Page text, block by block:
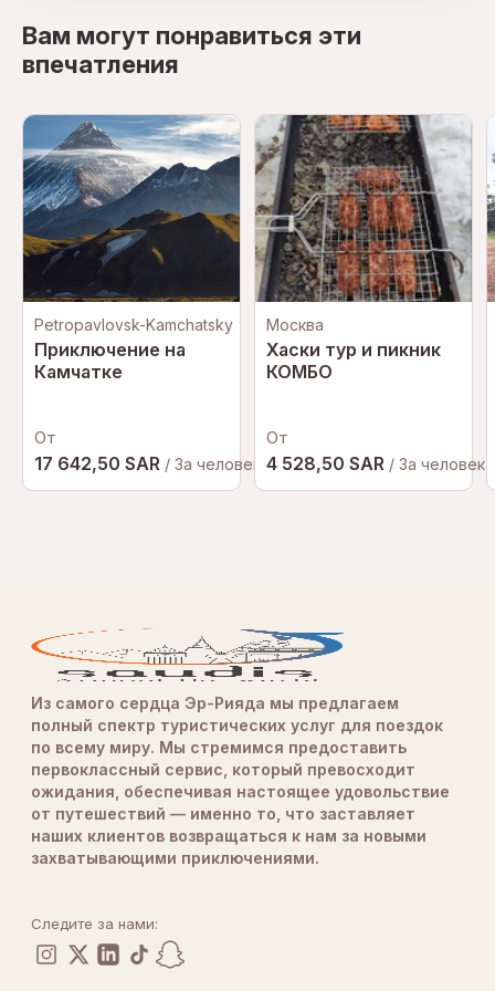
Вам могут понравиться эти
впечатления
Petropavlovsk-Kamchatsky
Приключение на
Камчатке
От
17 642,50 SAR / За человека
Москва
Хаски тур и пикник
КОМБО
От
4 528,50 SAR / За человека
Из самого сердца Эр-Рияда мы предлагаем
полный спектр туристических услуг для поездок
по всему миру. Мы стремимся предоставить
первоклассный сервис, который превосходит
ожидания, обеспечивая настоящее удовольствие
от путешествий — именно то, что заставляет
наших клиентов возвращаться к нам за новыми
захватывающими приключениями.
Следите за нами: